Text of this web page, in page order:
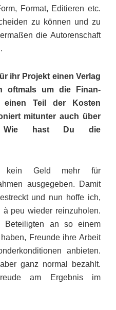
Format, Editieren etc.
zu können und zu
die Autorenschaft
ihr Projekt einen Verlag
oftmals um die Finan­
einen Teil der Kosten
mitunter auch über
Wie hast Du die
kein Geld mehr für
ausgegeben. Damit
und nun hoffe ich,
peu wieder reinzuholen.
an so einem
Freunde ihre Arbeit
an­bie­ten.
ganz normal bezahlt.
am Ergebnis im